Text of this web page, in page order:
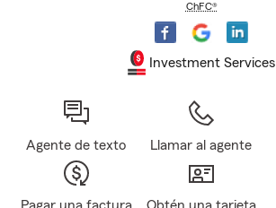
ChFC®
Investment Services
Agente de texto Llamar al agente